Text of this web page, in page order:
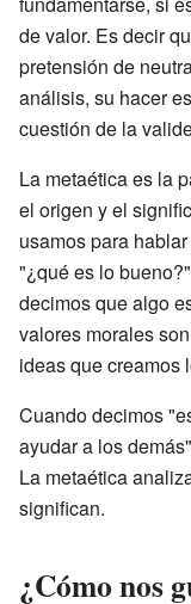
de valor. Es decir
pretensión de
análisis, su hacer
cuestión de la
La metaética es la
el origen y el
usamos para
"¿qué es lo
decimos que algo
valores morales
ideas que creamos
Cuando decimos
ayudar a los
La metaética
significan.
¿Cómo nos